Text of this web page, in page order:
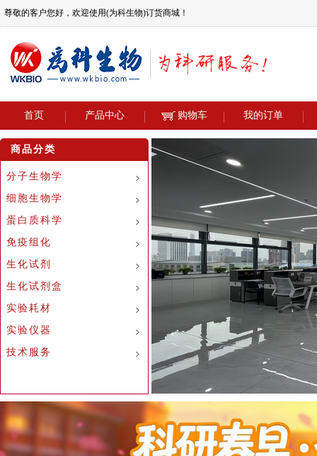
尊敬的客户您好，欢迎使用(为科生物)订货商城！
首页 产品中心 购物车 我的订单
商品分类
分子生物学
细胞生物学
蛋白质科学
免疫组化
生化试剂
生化试剂盒
实验耗材
实验仪器
技术服务